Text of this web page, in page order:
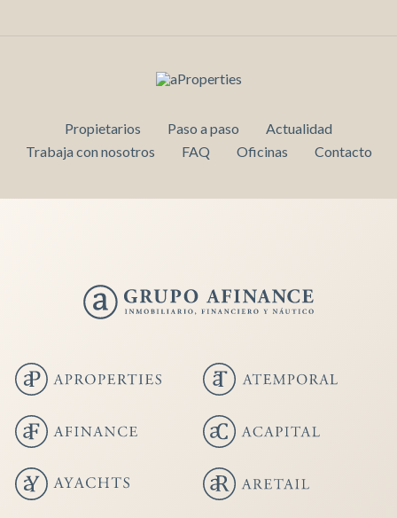
Propietarios Paso a paso
Actualidad
Trabaja con nosotros
FAQ Oficinas Contacto